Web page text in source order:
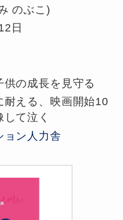
のぶこ)
日
供の成長を見守る
耐える、映画開始10
て泣く
ョン人力舎